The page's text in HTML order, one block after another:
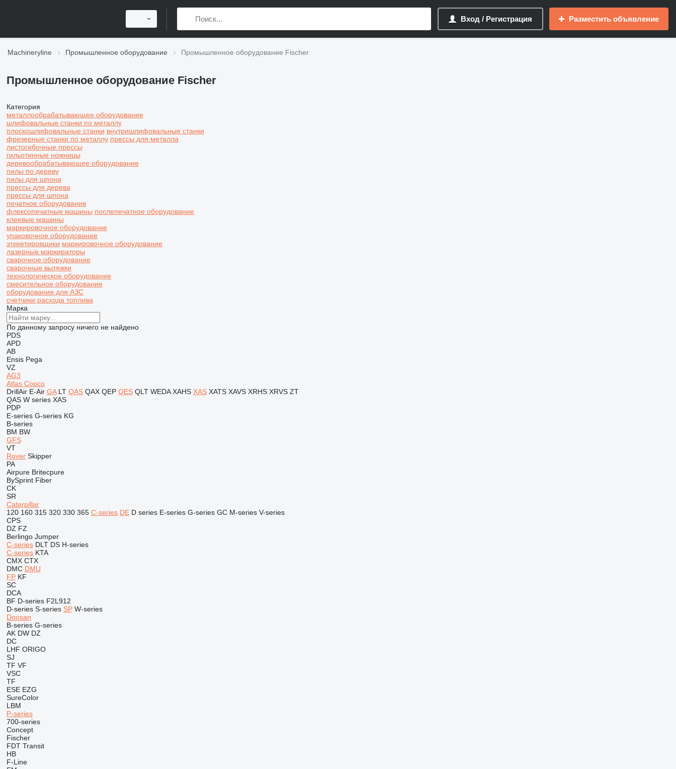
Вход / Регистрация Разместить объявление
Machineryline Промышленное оборудование Промышленное оборудование Fischer
Промышленное оборудование Fischer
Категория
металлообрабатывающее оборудование
шлифовальные станки по металлу
плоскошлифовальные станки внутришлифовальные станки
фрезерные станки по металлу прессы для металла
листогибочные прессы
гильотинные ножницы
деревообрабатывающее оборудование
пилы по дереву
пилы для шпона
прессы для дерева
прессы для шпона
печатное оборудование
флексопечатные машины послепечатное оборудование
клеевые машины
маркировочное оборудование
упаковочное оборудование
этикетировщики маркировочное оборудование
лазерные маркираторы
сварочное оборудование
сварочные вытяжки
технологическое оборудование
смесительное оборудование
оборудование для АЗС
счетчики расхода топлива
Марка
По данному запросу ничего не найдено
PDS
APD
AB
Ensis Pega
VZ
AG3
Atlas Copco
DrillAir E-Air GA LT QAS QAX QEP QES QLT WEDA XAHS XAS XATS XAVS XRHS XRVS ZT
QAS W series XAS
PDP
E-series G-series KG
B-series
BM BW
GFS
VT
Rover Skipper
PA
Airpure Britecpure
BySprint Fiber
CK
SR
Caterpillar
120 160 315 320 330 365 C-series DE D series E-series G-series GC M-series V-series
CPS
DZ FZ
Berlingo Jumper
C-series DLT DS H-series
C-series KTA
CMX CTX
DMC DMU
FP KF
SC
DCA
BF D-series F2L912
D-series S-series SP W-series
Doosan
B-series G-series
AK DW DZ
DC
LHF ORIGO
SJ
TF VF
VSC
TF
ESE EZG
SureColor
LBM
P-series
700-series
Concept
Fischer
FDT Transit
HB
F-Line